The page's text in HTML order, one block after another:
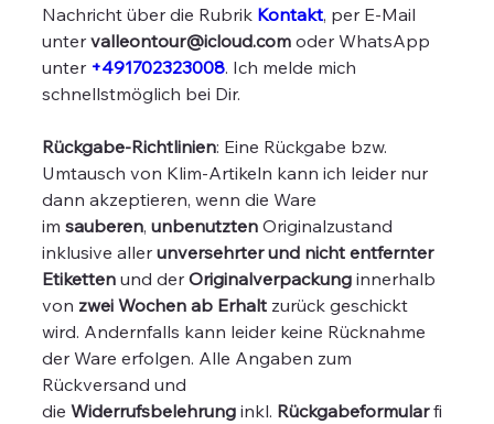
Nachricht über die Rubrik Kontakt, per E-Mail
untervalleontour@icloud.com oder WhatsApp
unter +491702323008. Ich melde mich
schnellstmöglich bei Dir.
Rückgabe-Richtlinien: Eine Rückgabe bzw.
Umtausch von Klim-Artikeln kann ich leider nur
dann akzeptieren, wenn die Ware
imsauberen,unbenutzten Originalzustand
inklusive allerunversehrter und nicht entfernter
Etiketten und derOriginalverpackung innerhalb
von zwei Wochen ab Erhalt zurück geschickt
wird. Andernfalls kann leider keine Rücknahme
der Ware erfolgen. Alle Angaben zum
Rückversand und
dieWiderrufsbelehrung inkl. Rückgabeformularfi